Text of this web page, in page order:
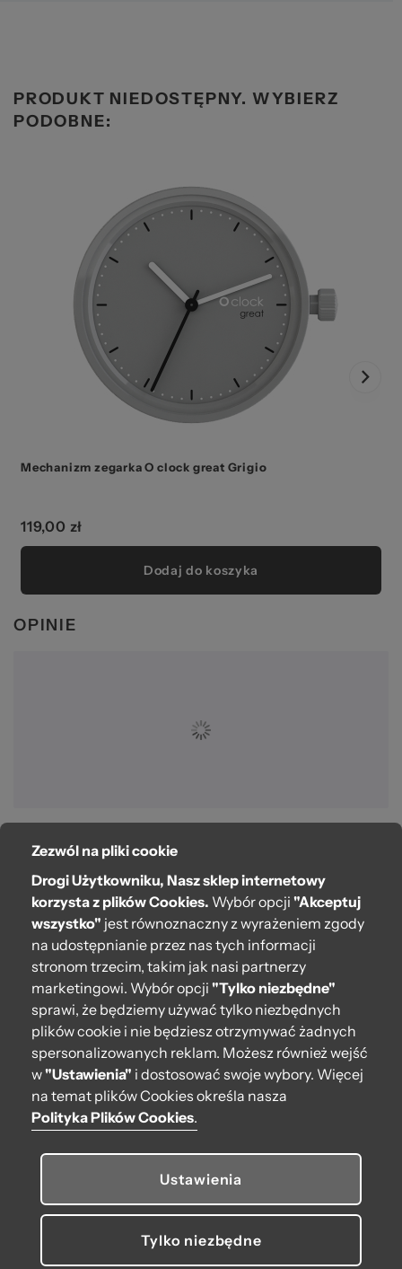
PRODUKT NIEDOSTĘPNY. WYBIERZ
PODOBNE:
Mechanizm zegarka O clock great Grigio
119,00 zł
Dodaj do koszyka
OPINIE
O bag
Pomoc
Moje O bag
Kontakt
222 571 414
bok@obagstore.pl
WhatsApp O bag Polska
Pon.-pt. w godz 08:00 - 16:00
Obserwuj nas
© 2026 O bag. Wszelkie prawa zastrzeżone.
Zezwól na pliki cookie
Drogi Użytkowniku, Nasz sklep internetowy
korzysta z plików Cookies. Wybór opcji "Akceptuj
wszystko" jest równoznaczny z wyrażeniem zgody
na udostępnianie przez nas tych informacji
stronom trzecim, takim jak nasi partnerzy
marketingowi. Wybór opcji "Tylko niezbędne"
sprawi, że będziemy używać tylko niezbędnych
plików cookie i nie będziesz otrzymywać żadnych
spersonalizowanych reklam. Możesz również wejść
w"Ustawienia" i dostosować swoje wybory. Więcej
na temat plików Cookies określa nasza
Polityka Plików Cookies.
Ustawienia
Tylko niezbędne